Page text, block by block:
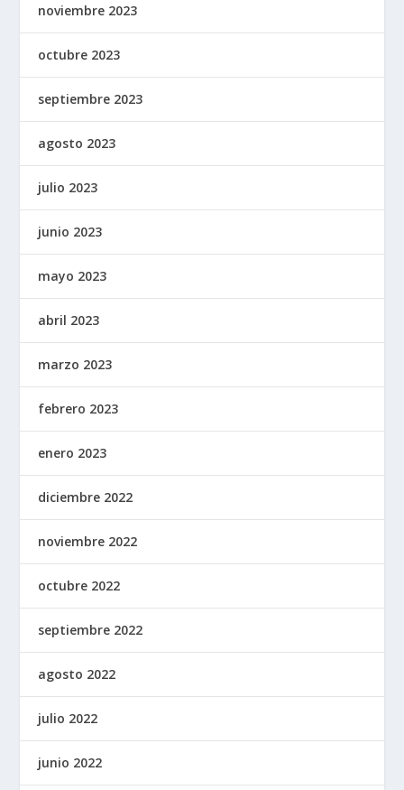
noviembre 2023
octubre 2023
septiembre 2023
agosto 2023
julio 2023
junio 2023
mayo 2023
abril 2023
marzo 2023
febrero 2023
enero 2023
diciembre 2022
noviembre 2022
octubre 2022
septiembre 2022
agosto 2022
julio 2022
junio 2022